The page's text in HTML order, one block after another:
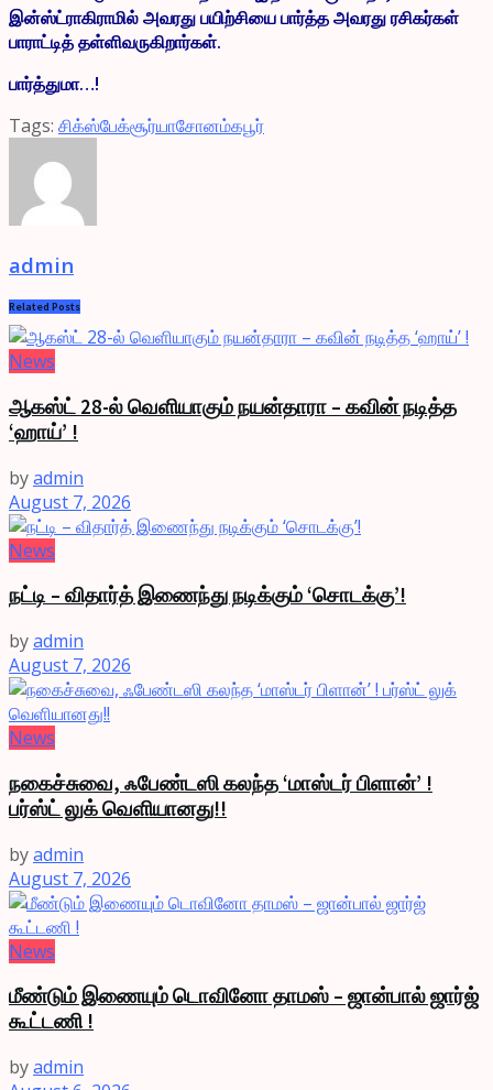
இன்ஸ்ட்ராகிராமில் அவரது பயிற்சியை பார்த்த அவரது ரசிகர்கள்
பாராட்டித் தள்ளிவருகிறார்கள்.
பார்த்துமா…!
Tags: சிக்ஸ்பேக்சூர்யாசோனம்கபூர்
admin
Related Posts
News
ஆகஸ்ட் 28-ல் வெளியாகும் நயன்தாரா – கவின் நடித்த
‘ஹாய்’ !
byadmin
August 7, 2026
News
நட்டி – விதார்த் இணைந்து நடிக்கும் ‘சொடக்கு’!
byadmin
August 7, 2026
News
நகைச்சுவை, ஃபேண்டஸி கலந்த ‘மாஸ்டர் பிளான்’ !
பர்ஸ்ட் லுக் வெளியானது!!
byadmin
August 7, 2026
News
மீண்டும் இணையும் டொவினோ தாமஸ் – ஜான்பால் ஜார்ஜ்
கூட்டணி !
byadmin